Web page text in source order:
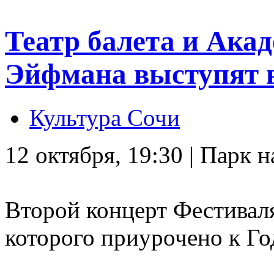
Театр балета и
Эйфмана выступят
Культура Сочи
12 октября, 19:30 | Парк
Второй концерт
которого приурочено к